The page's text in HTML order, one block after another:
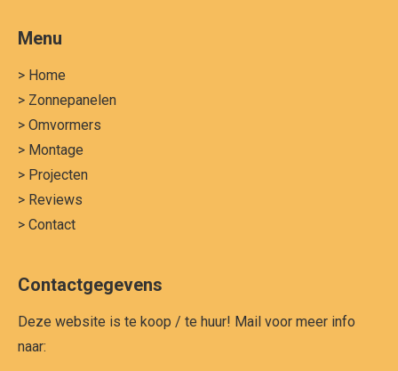
Menu
> Home
> Zonnepanelen
> Omvormers
> Montage
> Projecten
> Reviews
> Contact
Contactgegevens
Deze website is te koop / te huur! Mail voor meer info
naar: